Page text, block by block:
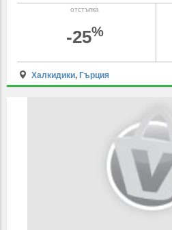
отстъпка
-25%
Халкидики, Гърция